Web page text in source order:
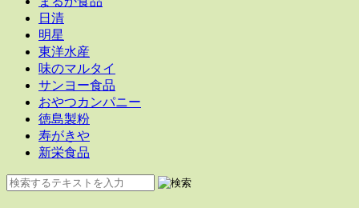
日清
明星
東洋水産
味のマルタイ
サンヨー食品
おやつカンパニー
徳島製粉
寿がきや
新栄食品